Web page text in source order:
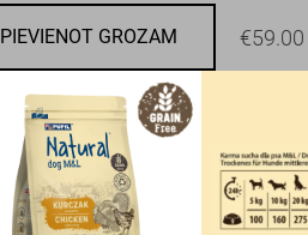
PIEVIENOT GROZAM €59.00